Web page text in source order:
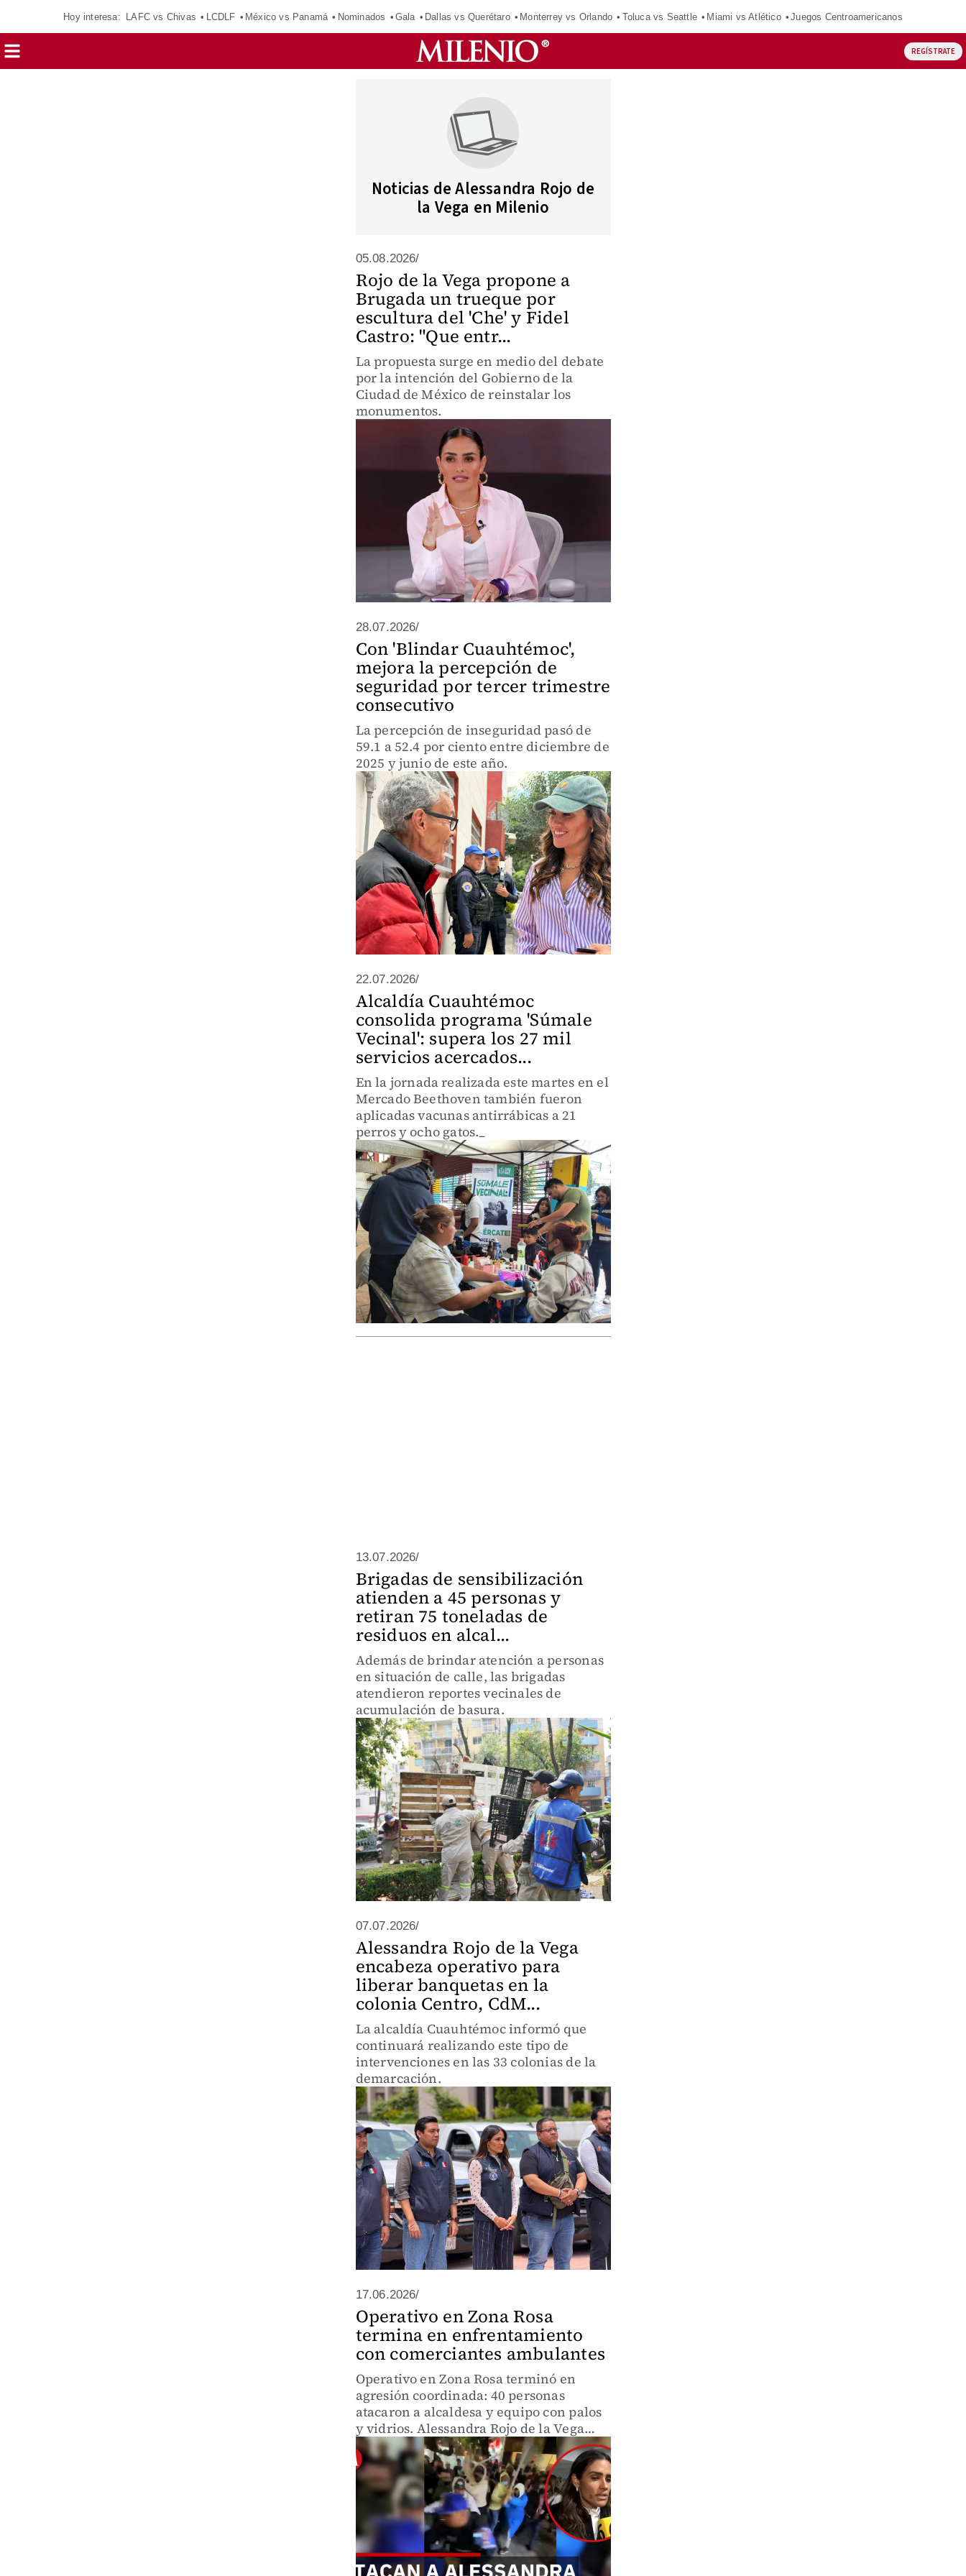
Hoy interesa: LAFC vs Chivas LCDLF México vs Panamá Nominados Gala Dallas vs Querétaro Monterrey vs Orlando Toluca vs Seattle Miami vs Atlético Juegos Centroamericanos
REGÍSTRATE
Noticias de Alessandra Rojo de
la Vega en Milenio
05.08.2026/
Rojo de la Vega propone a
Brugada un trueque por
escultura del 'Che' y Fidel
Castro: "Que entr...
La propuesta surge en medio del debate
por la intención del Gobierno de la
Ciudad de México de reinstalar los
monumentos.
28.07.2026/
Con 'Blindar Cuauhtémoc',
mejora la percepción de
seguridad por tercer trimestre
consecutivo
La percepción de inseguridad pasó de
59.1 a 52.4 por ciento entre diciembre de
2025 y junio de este año.
22.07.2026/
Alcaldía Cuauhtémoc
consolida programa 'Súmale
Vecinal': supera los 27 mil
servicios acercados...
En la jornada realizada este martes en el
Mercado Beethoven también fueron
aplicadas vacunas antirrábicas a 21
perros y ocho gatos._
13.07.2026/
Brigadas de sensibilización
atienden a 45 personas y
retiran 75 toneladas de
residuos en alcal...
Además de brindar atención a personas
en situación de calle, las brigadas
atendieron reportes vecinales de
acumulación de basura.
07.07.2026/
Alessandra Rojo de la Vega
encabeza operativo para
liberar banquetas en la
colonia Centro, CdM...
La alcaldía Cuauhtémoc informó que
continuará realizando este tipo de
intervenciones en las 33 colonias de la
demarcación.
17.06.2026/
Operativo en Zona Rosa
termina en enfrentamiento
con comerciantes ambulantes
Operativo en Zona Rosa terminó en
agresión coordinada: 40 personas
atacaron a alcaldesa y equipo con palos
y vidrios. Alessandra Rojo de la Vega
identifica al responsable como pareja de
la diputada morenista Diana Sánchez
Barrios.